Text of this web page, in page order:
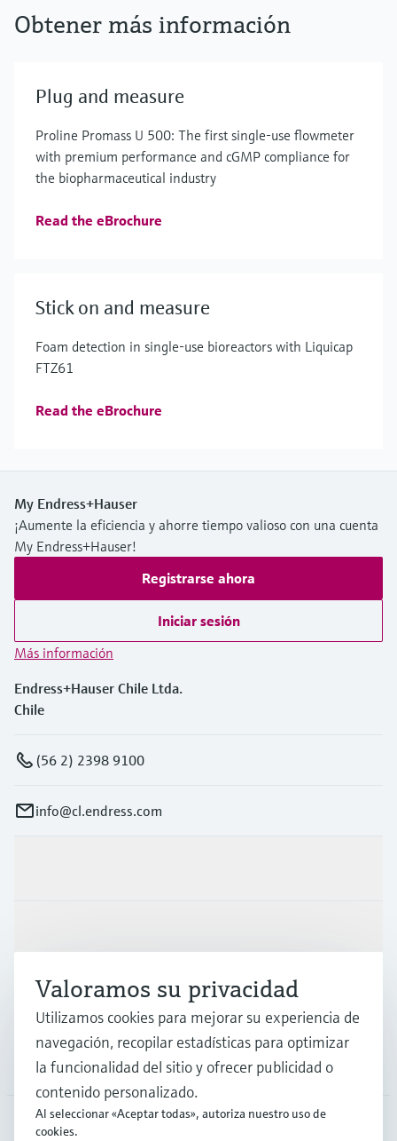
Obtener más información
Plug and measure
Proline Promass U 500: The first single-use flowmeter
with premium performance and cGMP compliance for
the biopharmaceutical industry
Read the eBrochure
Stick on and measure
Foam detection in single-use bioreactors with Liquicap
FTZ61
Read the eBrochure
My Endress+Hauser
¡Aumente la eficiencia y ahorre tiempo valioso con una cuenta
My Endress+Hauser!
Registrarse ahora
Iniciar sesión
Más información
Endress+Hauser Chile Ltda.
Chile
(56 2) 2398 9100
info@cl.endress.com
Soporte
Compañía
Valoramos su privacidad
Utilizamos cookies para mejorar su experiencia de
navegación, recopilar estadísticas para optimizar
la funcionalidad del sitio y ofrecer publicidad o
contenido personalizado.
Al seleccionar «Aceptar todas», autoriza nuestro uso de
cookies.